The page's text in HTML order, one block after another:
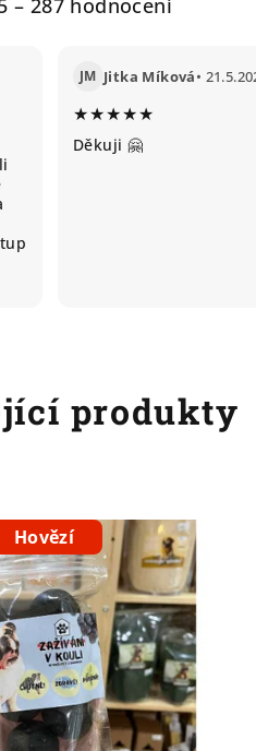
– 287 hodnocení
JM Jitka Míková•
★★★★★
Děkuji 🤗
produkty
Hovězí